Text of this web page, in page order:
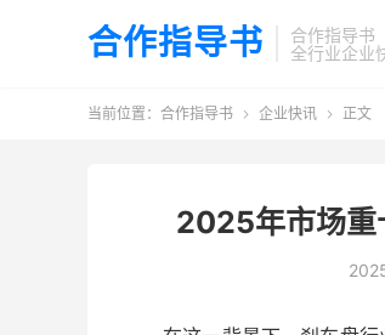
合作指导书
合作指导书
全行业企业
当前位置： 合作指导书  企业快讯  正文
2025年市场重